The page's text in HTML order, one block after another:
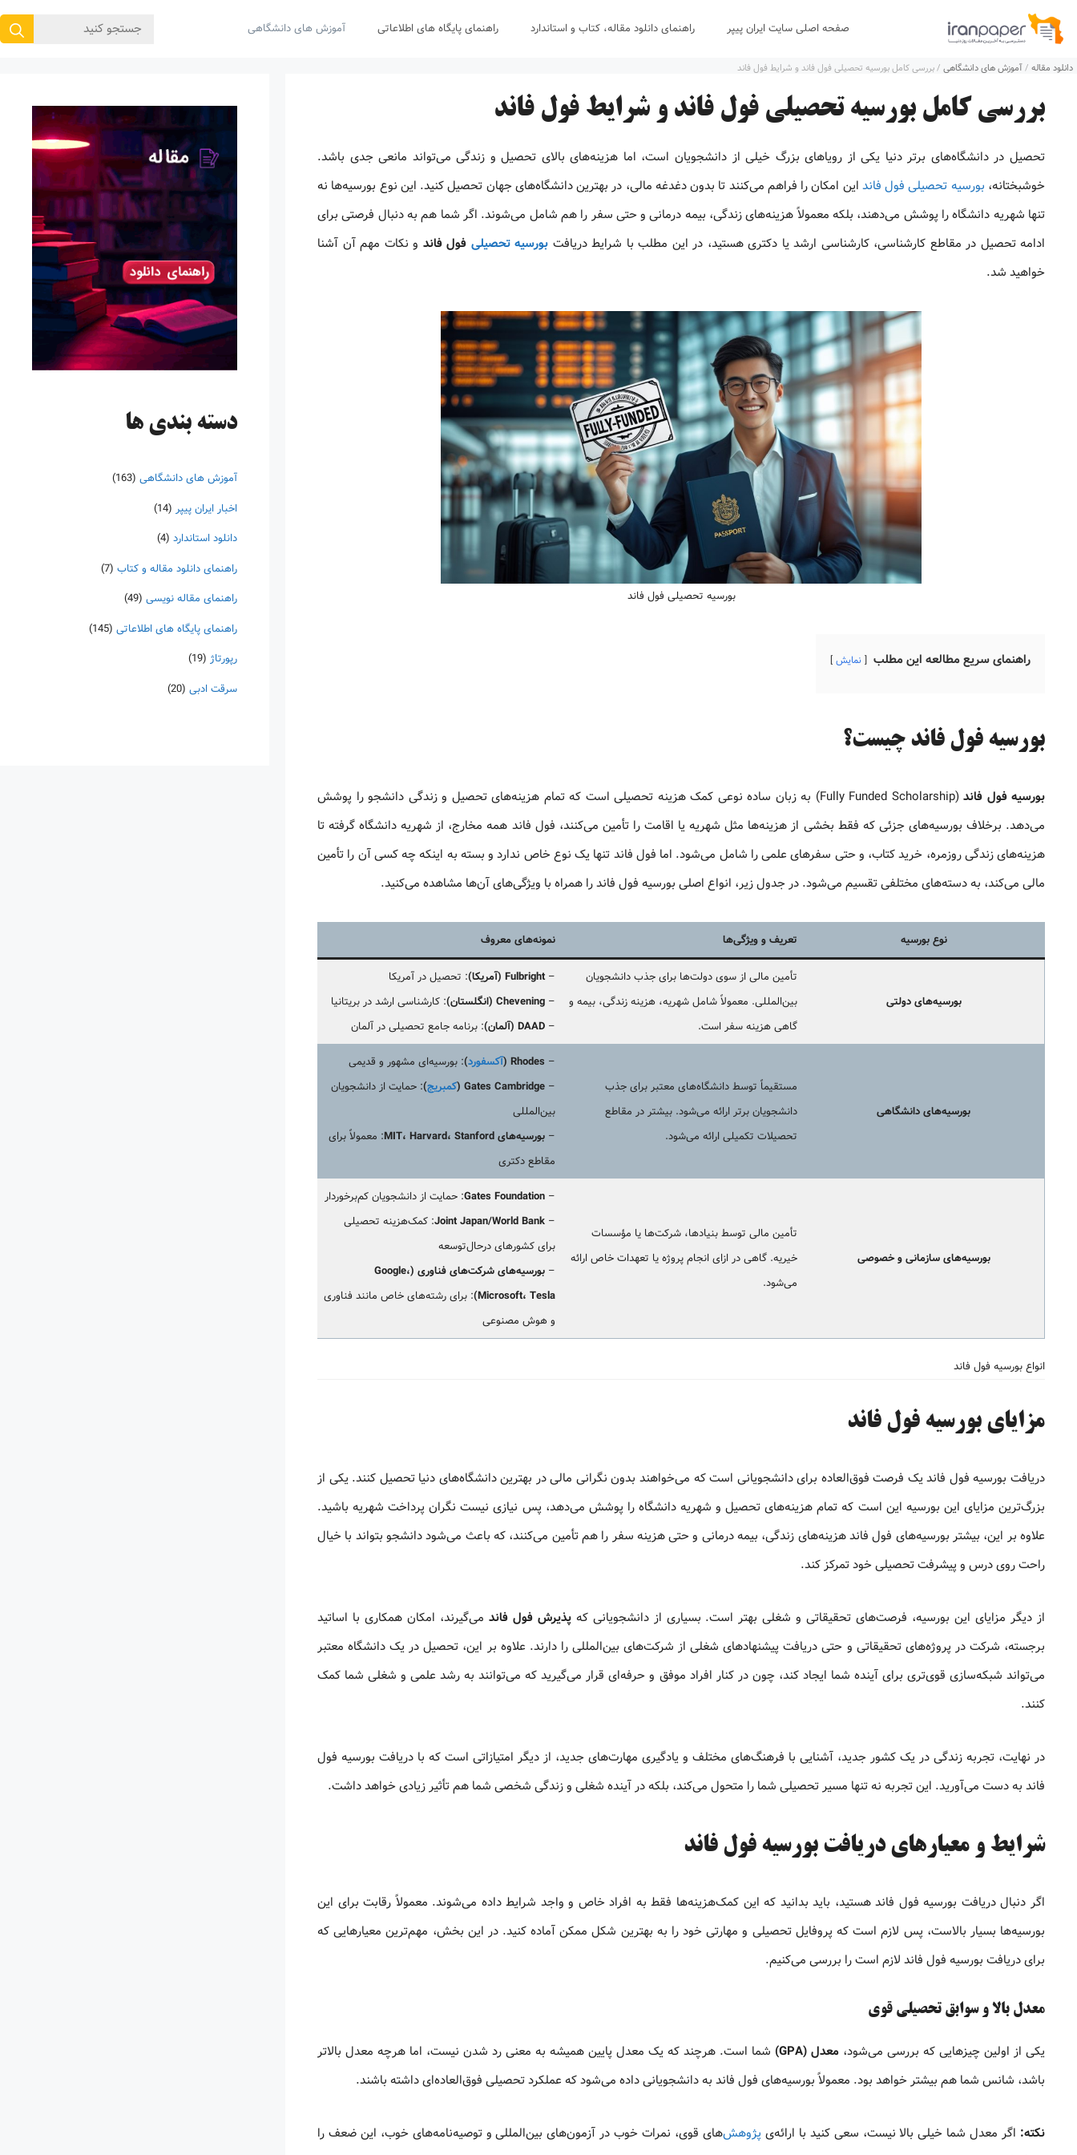
پرش
محتوا
صفحه اصلی سایت ایران پیپر راهنمای دانلود مقاله، کتاب و استاندارد راهنمای پایگاه های اطلاعاتی آموزش های دانشگاهی
جستجوی
دانلود مقاله /آموزش های دانشگاهی /بررسی کامل بورسیه تحصیلی فول فاند و شرایط فول فاند
بررسی کامل بورسیه تحصیلی فول فاند و شرایط فول فاند
تحصیل در دانشگاه‌های برتر دنیا یکی از رویاهای بزرگ خیلی از دانشجویان است، اما هزینه‌های بالای تحصیل و زندگی می‌تواند مانعی جدی باشد.
خوشبختانه، بورسیه تحصیلی فول فاند این امکان را فراهم می‌کنند تا بدون دغدغه مالی، در بهترین دانشگاه‌های جهان تحصیل کنید. این نوع بورسیه‌ها نه
تنها شهریه دانشگاه را پوشش می‌دهند، بلکه معمولاً هزینه‌های زندگی، بیمه درمانی و حتی سفر را هم شامل می‌شوند. اگر شما هم به دنبال فرصتی برای
ادامه تحصیل در مقاطع کارشناسی، کارشناسی ارشد یا دکتری هستید، در این مطلب با شرایط دریافت بورسیه تحصیلی فول فاند و نکات مهم آن آشنا
خواهید شد.
بورسیه تحصیلی فول فاند
راهنمای سریع مطالعه این مطلب نمایش
بورسیه فول فاند چیست؟
بورسیه فول فاند
(Fully Funded Scholarship) به زبان ساده نوعی کمک‌ هزینه تحصیلی است که تمام هزینه‌های تحصیل و زندگی دانشجو را پوشش
می‌دهد. برخلاف بورسیه‌های جزئی که فقط بخشی از هزینه‌ها مثل شهریه یا اقامت را تأمین می‌کنند، فول فاند همه مخارج، از شهریه دانشگاه گرفته تا
هزینه‌های زندگی روزمره، خرید کتاب، و حتی سفرهای علمی را شامل می‌شود. اما فول فاند تنها یک نوع خاص ندارد و بسته به اینکه چه کسی آن را تأمین
مالی می‌کند، به دسته‌های مختلفی تقسیم می‌شود. در جدول زیر، انواع اصلی بورسیه فول فاند را همراه با ویژگی‌های آن‌ها مشاهده می‌کنید.
نوع بورسیه تعریف و ویژگی‌ها نمونه‌های معروف
بورسیه‌های دولتی
تأمین مالی از سوی دولت‌ها برای جذب دانشجویان
بین‌المللی. معمولاً شامل شهریه، هزینه زندگی، بیمه و
گاهی هزینه سفر است.
–Fulbright (آمریکا)
: تحصیل در آمریکا
–Chevening (انگلستان)
: کارشناسی ارشد در بریتانیا
–DAAD (آلمان) : برنامه جامع تحصیلی در آلمان
بورسیه‌های دانشگاهی
مستقیماً توسط دانشگاه‌های معتبر برای جذب
دانشجویان برتر ارائه می‌شود. بیشتر در مقاطع
تحصیلات تکمیلی ارائه می‌شود.
–
Rhodes ( آکسفورد): بورسیه‌ای مشهور و قدیمی
–
Gates Cambridge ( کمبریج): حمایت از دانشجویان
بین‌المللی
–بورسیه‌های MIT، Harvard، Stanford
: معمولاً برای
مقاطع دکتری
بورسیه‌های سازمانی و خصوصی
تأمین مالی توسط بنیادها، شرکت‌ها یا مؤسسات
خیریه. گاهی در ازای انجام پروژه یا تعهدات خاص ارائه
می‌شود.
–
Gates Foundation: حمایت از دانشجویان کم‌برخوردار
–
Joint Japan/World Bank: کمک‌هزینه تحصیلی
برای کشورهای درحال‌توسعه
–
بورسیه‌های شرکت‌های فناوری (Google،
Microsoft، Tesla) : برای رشته‌های خاص مانند فناوری
و هوش مصنوعی
انواع بورسیه فول فاند
مزایای بورسیه فول فاند
دریافت بورسیه فول فاند یک فرصت فوق‌العاده برای دانشجویانی است که می‌خواهند بدون نگرانی مالی در بهترین دانشگاه‌های دنیا تحصیل کنند. یکی از
بزرگ‌ترین مزایای این بورسیه این است که تمام هزینه‌های تحصیل و شهریه دانشگاه را پوشش می‌دهد، پس نیازی نیست نگران پرداخت شهریه باشید.
علاوه بر این، بیشتر بورسیه‌های فول فاند هزینه‌های زندگی، بیمه درمانی و حتی هزینه سفر را هم تأمین می‌کنند، که باعث می‌شود دانشجو بتواند با خیال
راحت روی درس و پیشرفت تحصیلی خود تمرکز کند.
از دیگر مزایای این بورسیه، فرصت‌های تحقیقاتی و شغلی بهتر است. بسیاری از دانشجویانی کهپذیرش فول فاند می‌گیرند، امکان همکاری با اساتید
برجسته، شرکت در پروژه‌های تحقیقاتی و حتی دریافت پیشنهادهای شغلی از شرکت‌های بین‌المللی را دارند. علاوه بر این، تحصیل در یک دانشگاه معتبر
می‌تواند شبکه‌سازی قوی‌تری برای آینده شما ایجاد کند، چون در کنار افراد موفق و حرفه‌ای قرار می‌گیرید که می‌توانند به رشد علمی و شغلی شما کمک
کنند.
در نهایت، تجربه زندگی در یک کشور جدید، آشنایی با فرهنگ‌های مختلف و یادگیری مهارت‌های جدید، از دیگر امتیازاتی است که با دریافت بورسیه فول
فاند به دست می‌آورید. این تجربه نه تنها مسیر تحصیلی شما را متحول می‌کند، بلکه در آینده شغلی و زندگی شخصی شما هم تأثیر زیادی خواهد داشت.
شرایط و معیارهای دریافت بورسیه فول فاند
اگر دنبال دریافت بورسیه فول فاند هستید، باید بدانید که این کمک‌هزینه‌ها فقط به افراد خاص و واجد شرایط داده می‌شوند. معمولاً رقابت برای این
بورسیه‌ها بسیار بالاست، پس لازم است که پروفایل تحصیلی و مهارتی خود را به بهترین شکل ممکن آماده کنید. در این بخش، مهم‌ترین معیارهایی که
برای دریافت بورسیه فول فاند لازم است را بررسی می‌کنیم.
معدل بالا و سوابق تحصیلی قوی
یکی از اولین چیزهایی که بررسی می‌شود، معدل (GPA)
شما است. هرچند که یک معدل پایین همیشه به معنی رد شدن نیست، اما هرچه معدل بالاتر
باشد، شانس شما هم بیشتر خواهد بود. معمولاً بورسیه‌های فول فاند به دانشجویانی داده می‌شود که عملکرد تحصیلی فوق‌العاده‌ای داشته باشند.
نکته: اگر معدل شما خیلی بالا نیست، سعی کنید با ارائه‌ی پژوهش‌های قوی، نمرات خوب در آزمون‌های بین‌المللی و توصیه‌نامه‌های خوب، این ضعف را
دسته‌ بندی ها
آموزش های دانشگاهی (163)
اخبار ایران پیپر (14)
دانلود استاندارد (4)
راهنمای دانلود مقاله و کتاب (7)
راهنمای مقاله نویسی (49)
راهنمای پایگاه های اطلاعاتی (145)
رپورتاژ (19)
سرقت ادبی (20)